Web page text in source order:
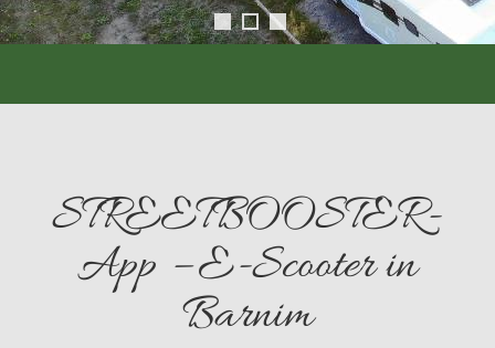
STREETBOOSTER-
App – E-Scooter in
Barnim